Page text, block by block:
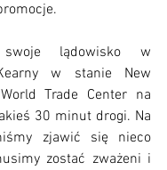
lądowisko w
w stanie New
Trade Center na
30 minut drogi. Na
zjawić się nieco
zostać zważeni i